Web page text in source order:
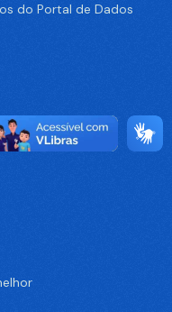
do Portal de Dados